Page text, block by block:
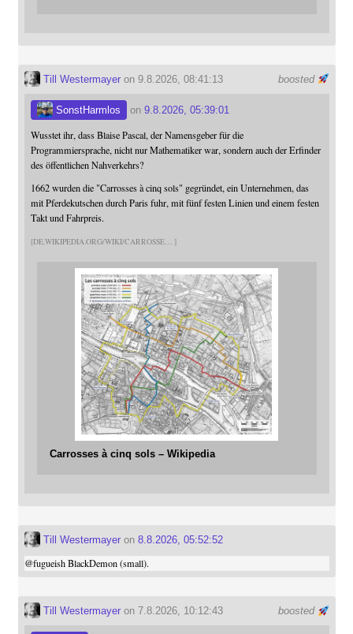
boosted
Till Westermayeron 9.8.2026, 08:41:13
SonstHarmlos on 9.8.2026, 05:39:01
Wusstet ihr, dass Blaise Pascal, der Namensgeber für die
Programmiersprache, nicht nur Mathematiker war, sondern auch der Erfinder
des öffentlichen Nahverkehrs?
1662 wurden die "Carrosses à cinq sols" gegründet, ein Unternehmen, das
mit Pferdekutschen durch Paris fuhr, mit fünf festen Linien und einem festen
Takt und Fahrpreis.
DE.WIKIPEDIA.ORG/WIKI/CARROSSE
Carrosses à cinq sols – Wikipedia
Till Westermayeron 8.8.2026, 05:52:52
@fugueishBlackDemon (small).
boosted
Till Westermayeron 7.8.2026, 10:12:43